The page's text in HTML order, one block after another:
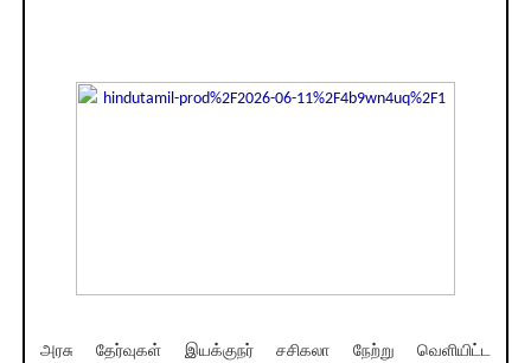
அரசு தேர்வுகள் இயக்குநர் சசிகலா நேற்று வெளியிட்ட